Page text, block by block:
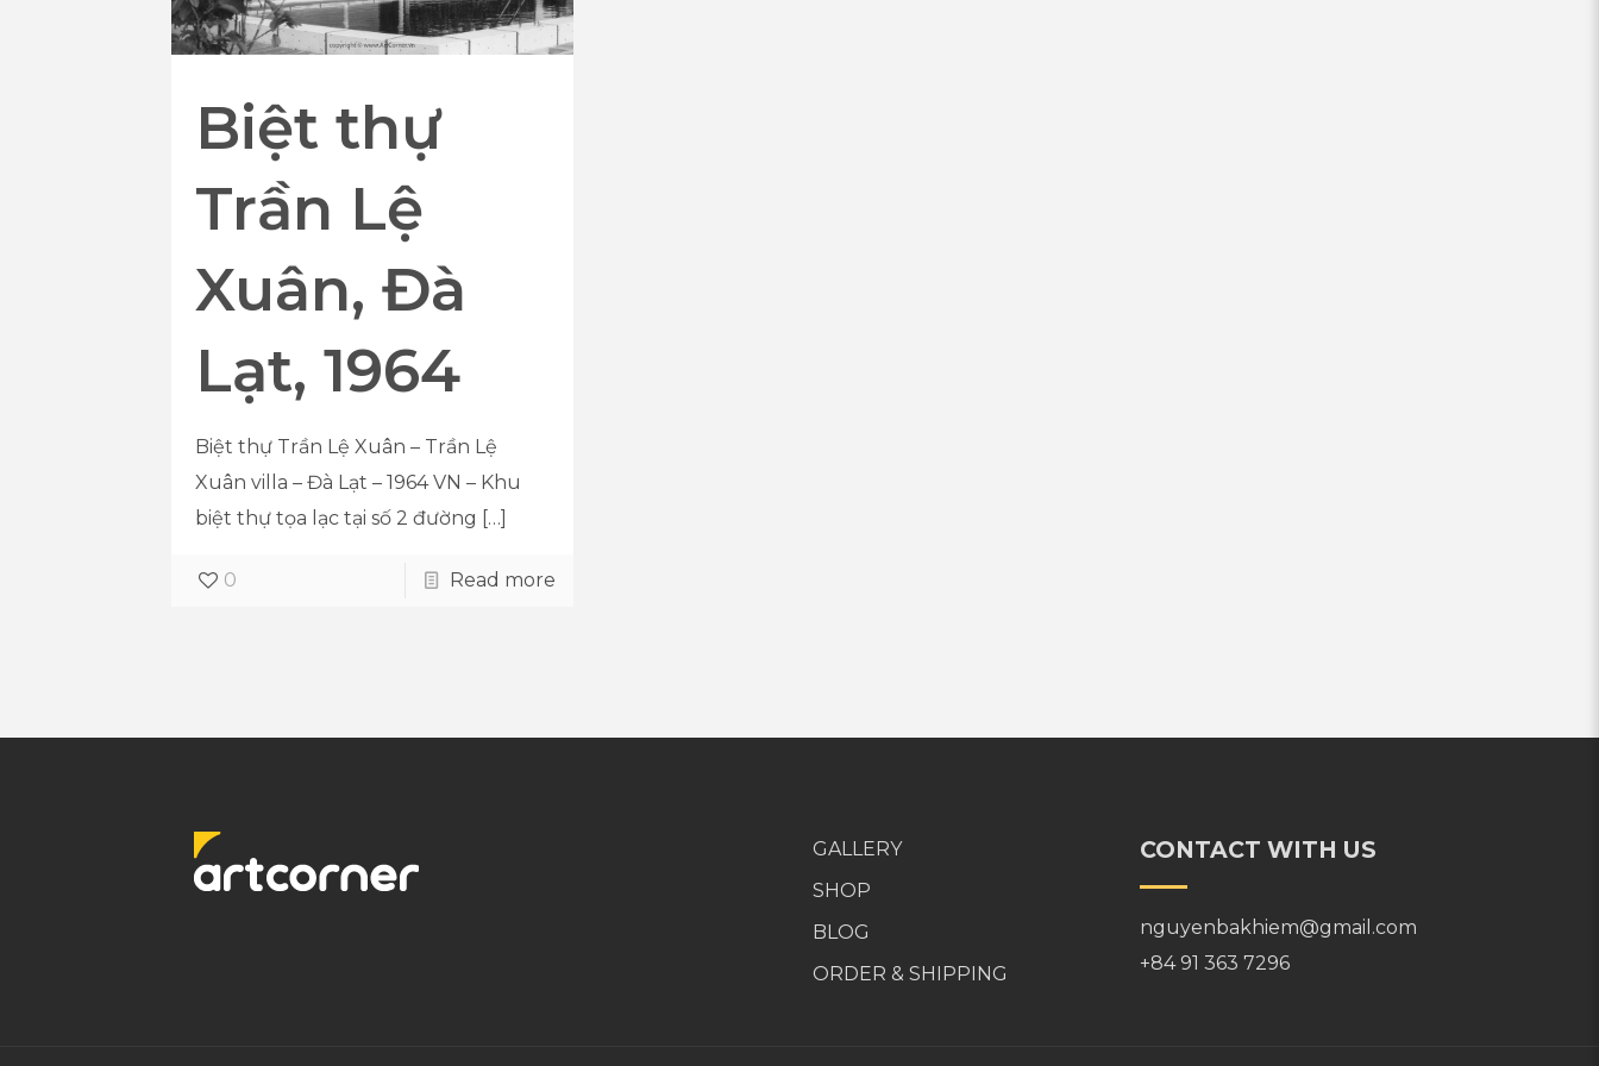
Biệt thự
Trần Lệ
Xuân, Đà
Lạt, 1964
Biệt thự Trần Lệ Xuân – Trần Lệ
Xuân villa – Đà Lạt – 1964 VN – Khu
biệt thự tọa lạc tại số 2 đường […]
0 Read more
GALLERY
SHOP
BLOG
ORDER & SHIPPING
CONTACT WITH US
nguyenbakhiem@gmail.com
+84 91 363 7296